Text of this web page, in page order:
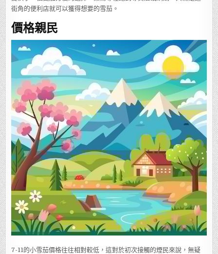
街角的便利店就可以獲得想要的雪茄。
價格親民
7-11的小雪茄價格往往相對較低，這對於初次接觸的煙民來說，無疑